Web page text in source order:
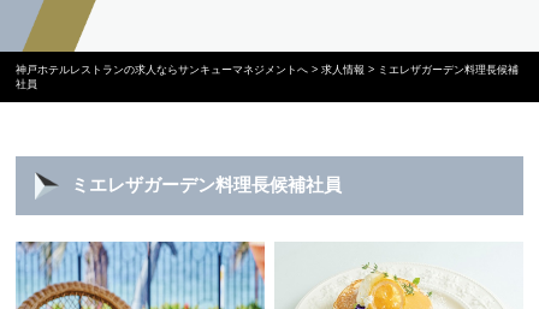
神戸ホテルレストランの求人ならサンキューマネジメントへ >求人情報 > ミエレザガーデン料理長候補
社員
ミエレザガーデン料理長候補社員